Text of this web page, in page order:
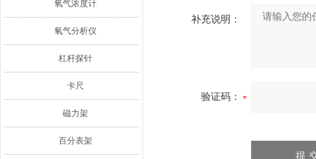
氧气浓度计
氧气分析仪
杠杆探针
卡尺
磁力架
百分表架
补充说明：
验证码：